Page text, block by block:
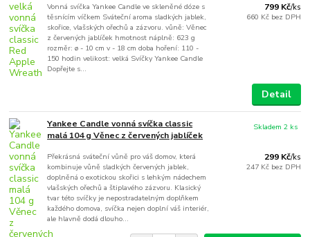
Vonná svíčka Yankee Candle ve skleněné dóze s
těsnícím víčkem Sváteční aroma sladkých jablek,
skořice, vlašských ořechů a zázvoru. vůně: Věnec
z červených jablíček hmotnost náplně: 623 g
rozměr: ø - 10 cm v - 18 cm doba hoření: 110 -
150 hodin velikost: velká Svíčky Yankee Candle
Dopřejte s...
799 Kč/ks
660 Kč bez DPH
Detail
Yankee Candle vonná svíčka classic
malá 104 g Věnec z červených jablíček
Překrásná sváteční vůně pro váš domov, která
kombinuje vůně sladkých červených jablek,
doplněná o exotickou skořici s lehkým nádechem
vlašských ořechů a štiplavého zázvoru. Klasický
tvar této svíčky je nepostradatelným doplňkem
každého domova, svíčka nejen doplní váš interiér,
ale hlavně dodá dlouho...
299 Kč/ks
247 Kč bez DPH
Skladem 2 ks